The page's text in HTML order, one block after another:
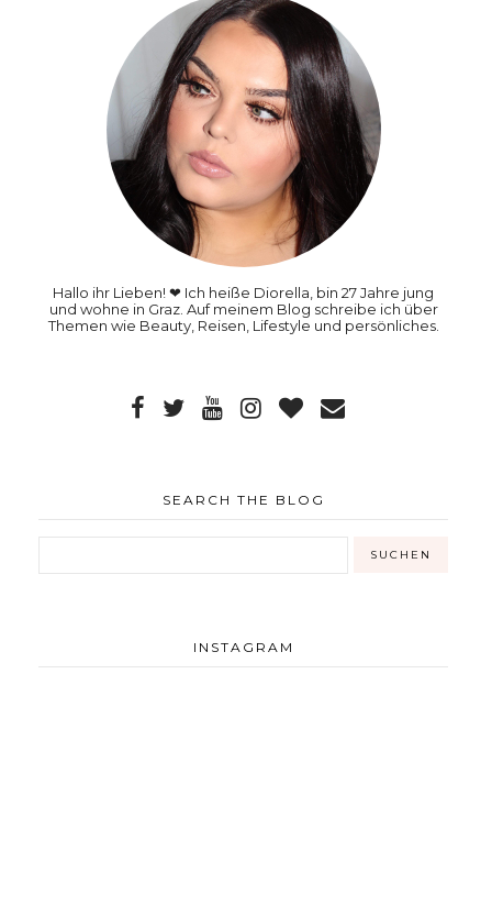
Hallo ihr Lieben! ❤ Ich heiße Diorella, bin 27 Jahre jung
und wohne in Graz. Auf meinem Blog schreibe ich über
Themen wie Beauty, Reisen, Lifestyle und persönliches.
SEARCH THE BLOG
INSTAGRAM